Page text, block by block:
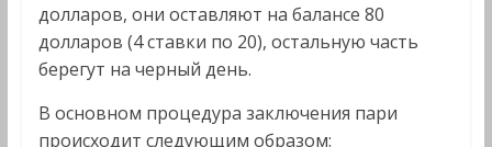
долларов, они оставляют на балансе 80
долларов (4 ставки по 20), остальную часть
берегут на черный день.
В основном процедура заключения пари
происходит следующим образом: